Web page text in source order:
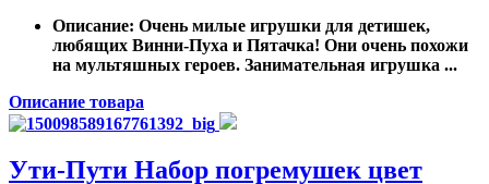
Описание: Очень милые игрушки для детишек,
любящих Винни-Пуха и Пятачка! Они очень похожи
на мультяшных героев. Занимательная игрушка ...
Описание товара
Ути-Пути Набор погремушек цвет